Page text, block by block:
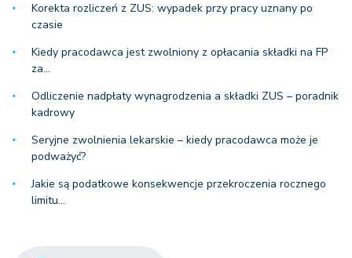
Korekta rozliczeń z ZUS: wypadek przy pracy uznany po
czasie
Kiedy pracodawca jest zwolniony z opłacania składki na FP
za…
Odliczenie nadpłaty wynagrodzenia a składki ZUS – poradnik
kadrowy
Seryjne zwolnienia lekarskie – kiedy pracodawca może je
podważyć?
Jakie są podatkowe konsekwencje przekroczenia rocznego
limitu…